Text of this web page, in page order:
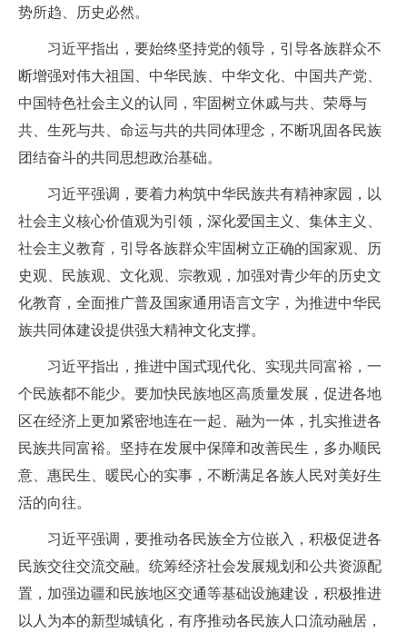
势所趋、历史必然。
习近平指出，要始终坚持党的领导，引导各族群众不
断增强对伟大祖国、中华民族、中华文化、中国共产党、
中国特色社会主义的认同，牢固树立休戚与共、荣辱与
共、生死与共、命运与共的共同体理念，不断巩固各民族
团结奋斗的共同思想政治基础。
习近平强调，要着力构筑中华民族共有精神家园，以
社会主义核心价值观为引领，深化爱国主义、集体主义、
社会主义教育，引导各族群众牢固树立正确的国家观、历
史观、民族观、文化观、宗教观，加强对青少年的历史文
化教育，全面推广普及国家通用语言文字，为推进中华民
族共同体建设提供强大精神文化支撑。
习近平指出，推进中国式现代化、实现共同富裕，一
个民族都不能少。要加快民族地区高质量发展，促进各地
区在经济上更加紧密地连在一起、融为一体，扎实推进各
民族共同富裕。坚持在发展中保障和改善民生，多办顺民
意、惠民生、暖民心的实事，不断满足各族人民对美好生
活的向往。
习近平强调，要推动各民族全方位嵌入，积极促进各
民族交往交流交融。统筹经济社会发展规划和公共资源配
置，加强边疆和民族地区交通等基础设施建设，积极推进
以人为本的新型城镇化，有序推动各民族人口流动融居，